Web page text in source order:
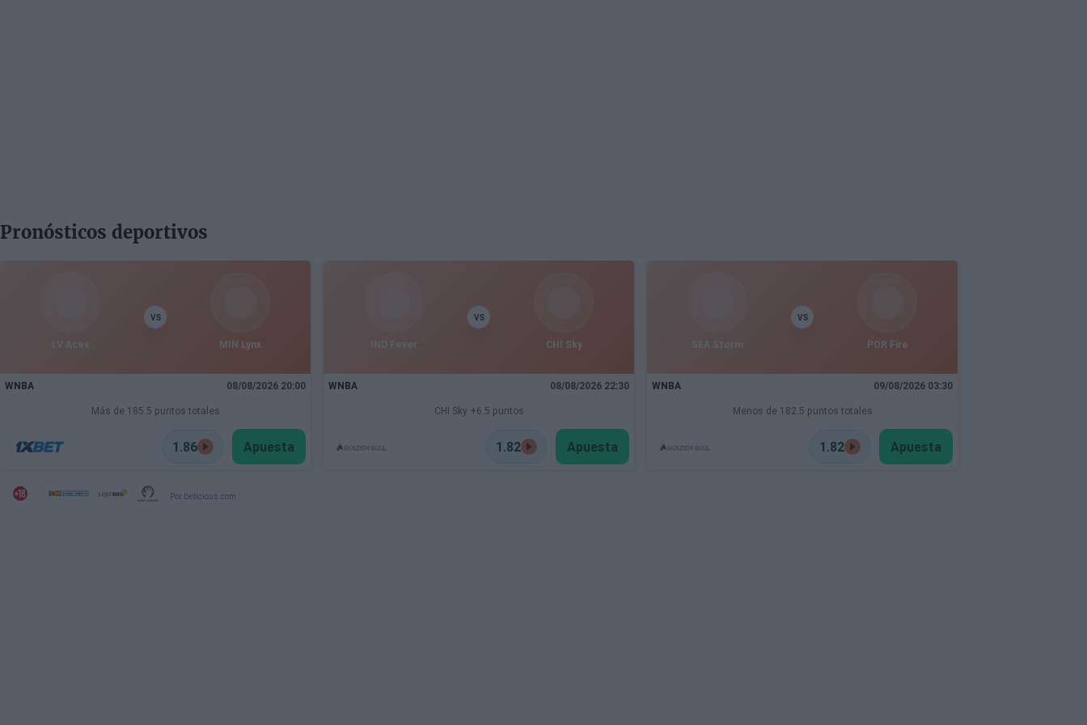
Pronósticos deportivos
LV Aces
VS
MIN Lynx
WNBA 08/08/2026 20:00
Más de 185.5 puntos totales
1.86 Apuesta
IND Fever
VS
CHI Sky
WNBA 08/08/2026 22:30
CHI Sky +6.5 puntos
1.82 Apuesta
SEA Storm
VS
POR Fire
WNBA 09/08/2026 03:30
Menos de 182.5 puntos totales
1.82 Apuesta
Por beticious.com